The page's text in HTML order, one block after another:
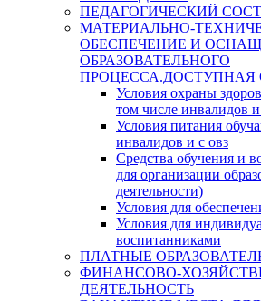
ПЕДАГОГИЧЕСКИЙ
МАТЕРИАЛЬНО-
ОБЕСПЕЧЕНИЕ И
ОБРАЗОВАТЕЛЬНОГО
ПРОЦЕССА.ДОСТУПНАЯ
Условия охраны
том числе инвалидов и
Условия питания
инвалидов и с овз
Средства обучения и
для организации
деятельности)
Условия для
Условия для
воспитанниками
ПЛАТНЫЕ
ФИНАНСОВО-
ДЕЯТЕЛЬНОСТЬ